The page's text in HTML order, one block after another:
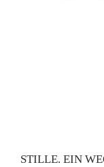
STILLE. EIN